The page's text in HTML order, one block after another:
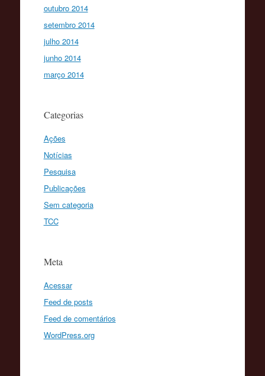
outubro 2014
setembro 2014
julho 2014
junho 2014
março 2014
Categorias
Ações
Notícias
Pesquisa
Publicações
Sem categoria
TCC
Meta
Acessar
Feed de posts
Feed de comentários
WordPress.org